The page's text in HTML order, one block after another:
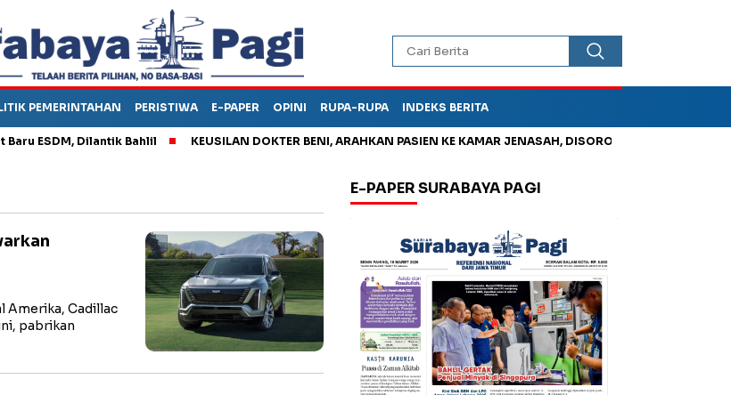
PEMERINTAHAN PERISTIWA E-PAPER OPINI RUPA-RUPA INDEKS BERITA
Dilantik Bahlil KEUSILAN DOKTER BENI, ARAHKAN PASIEN KE KAMAR JENASAH, DISOROT
Amerika, Cadillac
pabrikan
E-PAPER SURABAYA PAGI